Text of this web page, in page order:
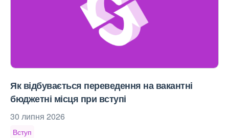
Як відбувається переведення на вакантні
бюджетні місця при вступі
30 липня 2026
Вступ